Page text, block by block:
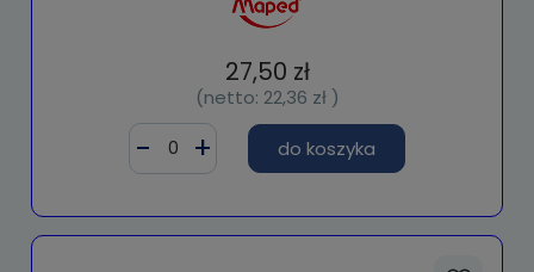
27,50 zł
(netto: 22,36 zł)
do koszyka